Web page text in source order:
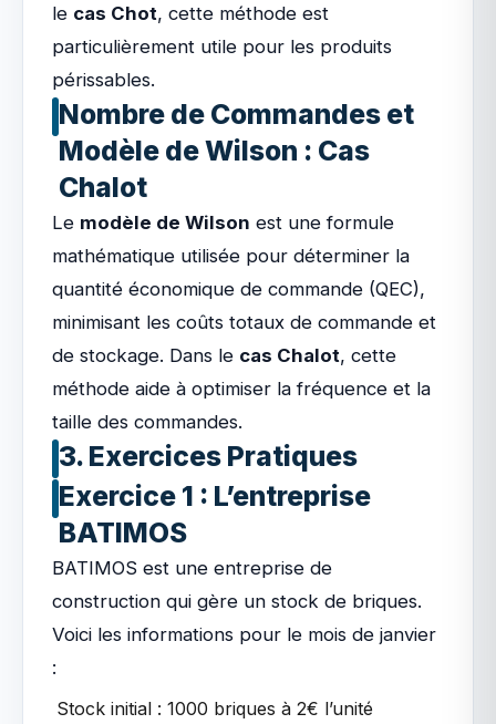
le cas Chot, cette méthode est
particulièrement utile pour les produits
périssables.
Nombre de Commandes et
Modèle de Wilson : Cas
Chalot
Le modèle de Wilson est une formule
mathématique utilisée pour déterminer la
quantité économique de commande (QEC),
minimisant les coûts totaux de commande et
de stockage. Dans le cas Chalot, cette
méthode aide à optimiser la fréquence et la
taille des commandes.
3. Exercices Pratiques
Exercice 1 : L’entreprise
BATIMOS
BATIMOS est une entreprise de
construction qui gère un stock de briques.
Voici les informations pour le mois de janvier
:
Stock initial : 1000 briques à 2€ l’unité